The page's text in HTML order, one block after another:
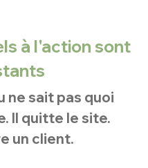
à l'action sont
ne sait pas quoi
Il quitte le site.
un client.